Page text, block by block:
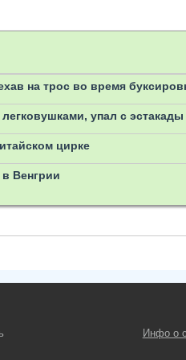
на трос во время
упал с
цирке
Венгрии
Инфо о